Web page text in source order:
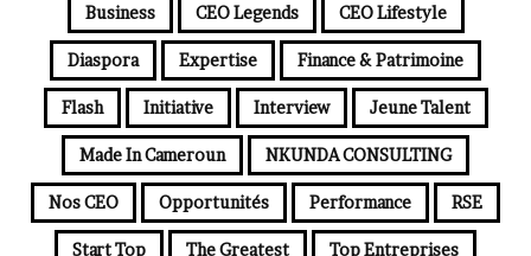
Business CEO Legends CEO Lifestyle
Diaspora Expertise Finance & Patrimoine
Flash Initiative Interview Jeune Talent
Made In Cameroun NKUNDA CONSULTING
Nos CEO Opportunités Performance RSE
Start Top The Greatest Top Entreprises